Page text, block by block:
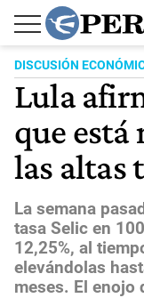
DISCUSIÓN
Lula
que está
las altas
La semana
tasa Selic en
12,25%, al
elevándolas
meses. El enojo